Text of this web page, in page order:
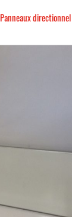
Panneaux directionnel